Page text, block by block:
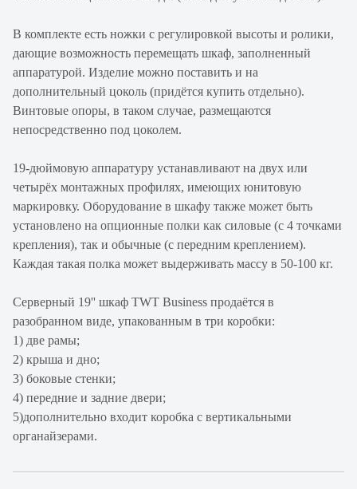
В комплекте есть ножки с регулировкой высоты и ролики,
дающие возможность перемещать шкаф, заполненный
аппаратурой. Изделие можно поставить и на
дополнительный цоколь (придётся купить отдельно).
Винтовые опоры, в таком случае, размещаются
непосредственно под цоколем.
19-дюймовую аппаратуру устанавливают на двух или
четырёх монтажных профилях, имеющих юнитовую
маркировку. Оборудование в шкафу также может быть
установлено на опционные полки как силовые (с 4 точками
крепления), так и обычные (с передним креплением).
Каждая такая полка может выдерживать массу в 50-100 кг.
Серверный 19'' шкаф TWT Business продаётся в
разобранном виде, упакованным в три коробки:
1) две рамы;
2) крыша и дно;
3) боковые стенки;
4) передние и задние двери;
5)дополнительно входит коробка с вертикальными
органайзерами.